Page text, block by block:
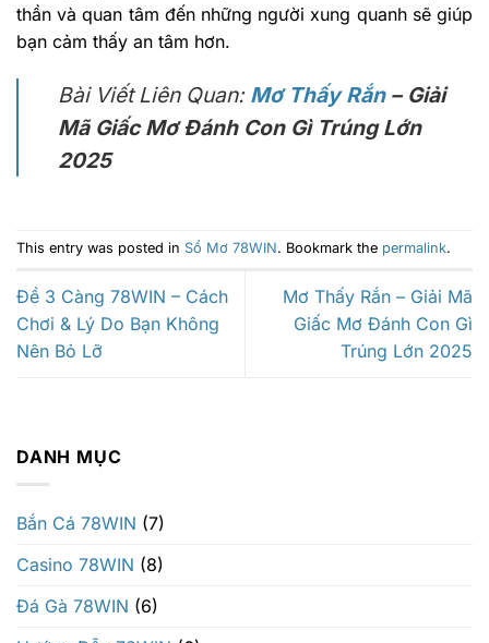
thần và quan tâm đến những người xung quanh sẽ giúp
bạn cảm thấy an tâm hơn.
Bài Viết Liên Quan: Mơ Thấy Rắn– Giải
Mã Giấc Mơ Đánh Con Gì Trúng Lớn
2025
This entry was posted in Sổ Mơ 78WIN. Bookmark the permalink.
Đề 3 Càng 78WIN – Cách
Chơi & Lý Do Bạn Không
Nên Bỏ Lỡ
Mơ Thấy Rắn – Giải Mã
Giấc Mơ Đánh Con Gì
Trúng Lớn 2025
DANH MỤC
Bắn Cá 78WIN (7)
Casino 78WIN (8)
Đá Gà 78WIN (6)